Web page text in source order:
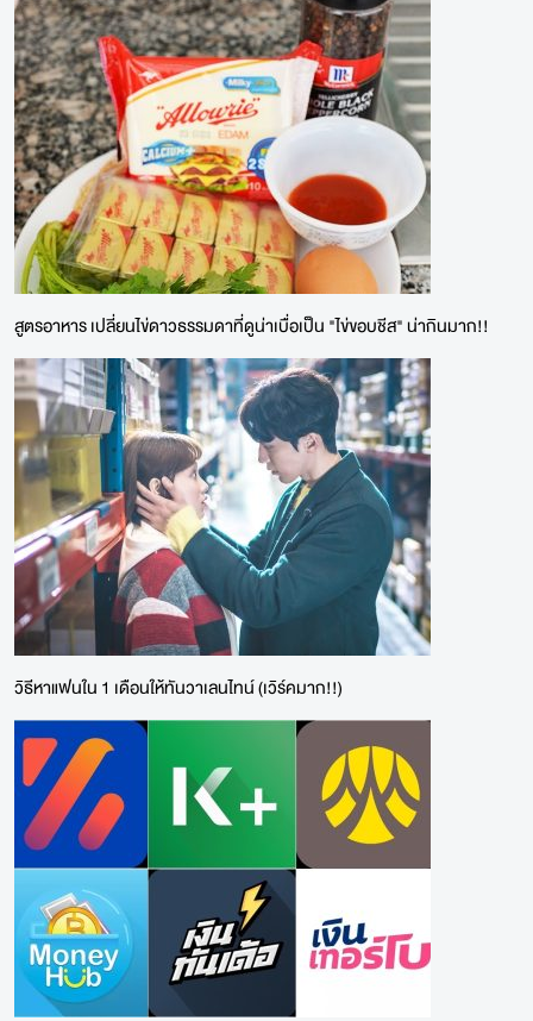
สูตรอาหาร เปลี่ยนไข่ดาวธรรมดาที่ดูน่าเบื่อเป็น "ไข่ขอบชีส" น่ากินมาก!!
วิธีหาแฟนใน 1 เดือนให้ทันวาเลนไทน์ (เวิร์คมาก!!)